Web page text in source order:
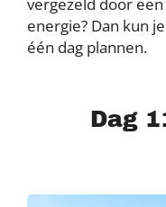
vergezeld door
energie? Dan kun
één dag plannen.
Dag